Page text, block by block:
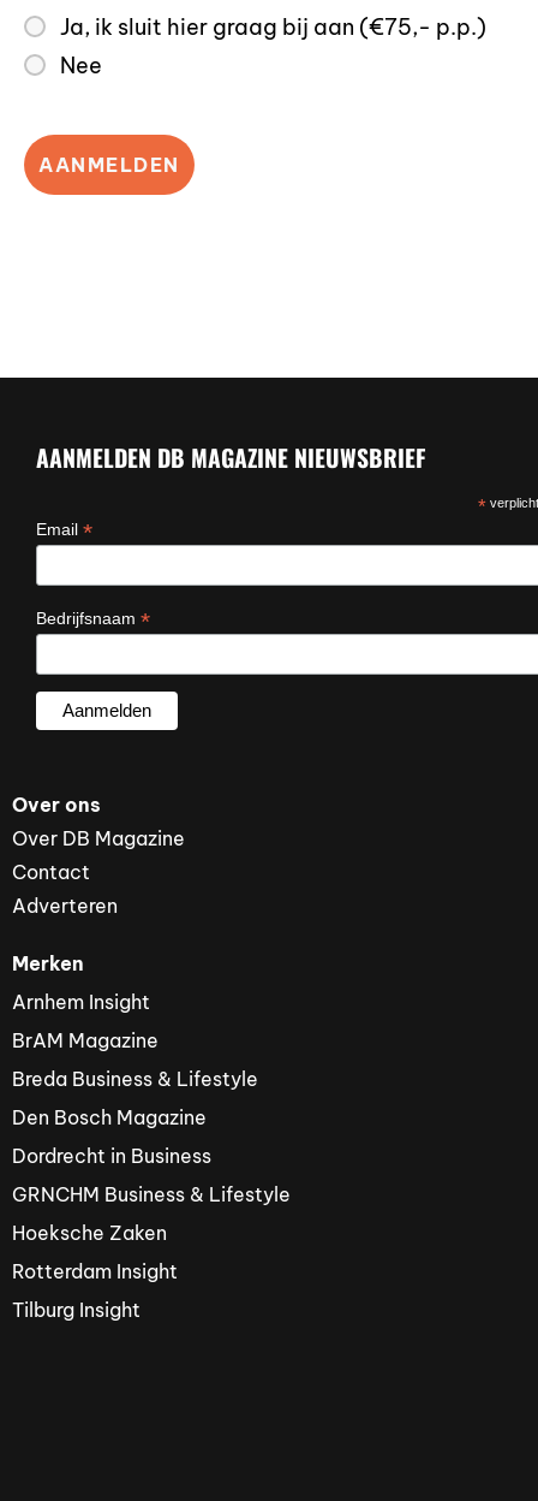
Ja, ik sluit hier graag bij aan (€75,- p.p.)
Nee
AANMELDEN DB MAGAZINE NIEUWSBRIEF
*
Email *
Bedrijfsnaam *
Over ons
Over DB Magazine
Contact
Adverteren
Merken
Arnhem Insight
BrAM Magazine
Breda Business & Lifestyle
Den Bosch Magazine
Dordrecht in Business
GRNCHM Business & Lifestyle
Hoeksche Zaken
Rotterdam Insight
Tilburg Insight